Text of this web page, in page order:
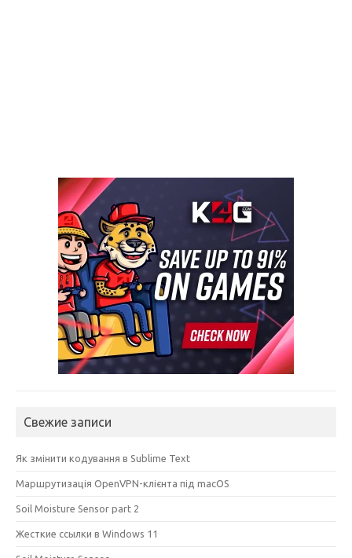
Свежие записи
Як змінити кодування в Sublime Text
Маршрутизація OpenVPN-клієнта під macOS
Soil Moisture Sensor part 2
Жесткие ссылки в Windows 11